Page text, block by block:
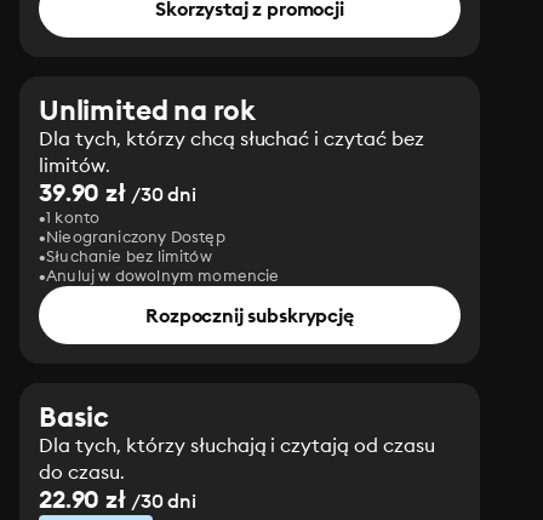
Skorzystaj z promocji
Unlimited na rok
Dla tych, którzy chcą słuchać i czytać bez
limitów.
39.90 zł/30 dni
1 konto
Nieograniczony Dostęp
Słuchanie bez limitów
Anuluj w dowolnym momencie
Rozpocznij subskrypcję
Basic
Dla tych, którzy słuchają i czytają od czasu
do czasu.
22.90 zł/30 dni